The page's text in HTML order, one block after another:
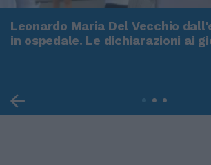
Leonardo Maria Del Vecchio
in ospedale. Le dichiarazioni ai